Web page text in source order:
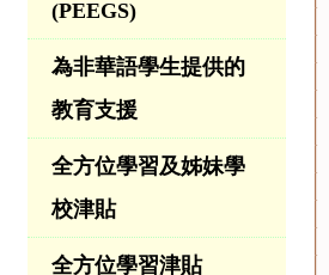
(PEEGS)
為非華語學生提供的
教育支援
全方位學習及姊妹學
校津貼
全方位學習津貼